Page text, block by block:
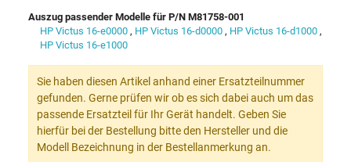
Auszug passender Modelle für P/N M81758-001
HP Victus 16-e0000 , HP Victus 16-d0000 , HP Victus 16-d1000 ,
HP Victus 16-e1000
Sie haben diesen Artikel anhand einer Ersatzteilnummer
gefunden. Gerne prüfen wir ob es sich dabei auch um das
passende Ersatzteil für Ihr Gerät handelt. Geben Sie
hierfür bei der Bestellung bitte den Hersteller und die
Modell Bezeichnung in der Bestellanmerkung an.